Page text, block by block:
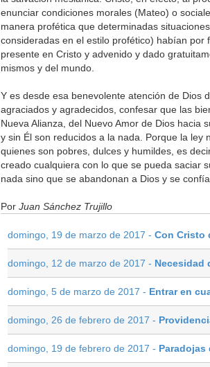
enunciar condiciones morales (Mateo) o
manera profética que determinadas
consideradas en el estilo profético) habían
presente en Cristo y advenido y dado
mismos y del mundo.
Y es desde esa benevolente atención de Dios
agraciados y agradecidos, confesar que las
Nueva Alianza, del Nuevo Amor de Dios hacia
y sin Él son reducidos a la nada. Porque la ley
quienes son pobres, dulces y humildes, es
creado cualquiera con lo que se pueda saciar
nada sino que se abandonan a Dios y se
Por Juan Sánchez Trujillo
domingo, 19 de marzo de 2017 - Con Cristo
domingo, 12 de marzo de 2017 - Necesidad
domingo, 5 de marzo de 2017 - Entrar en
domingo, 26 de febrero de 2017 -
domingo, 19 de febrero de 2017 - Paradojas